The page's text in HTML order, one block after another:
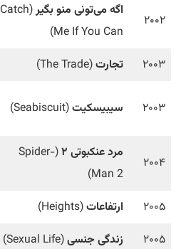
۲۰۰۲
اگه می‌تونی منو بگیر (Catch
Me If You Can)
۲۰۰۳
تجارت(The Trade)
۲۰۰۳ سیبیسکیت(Seabiscuit)
۲۰۰۴
مرد عنکبوتی ۲
(Spider-
Man 2)
۲۰۰۵ ارتفاعات(Heights)
۲۰۰۵
زندگی جنسی(Sexual Life)